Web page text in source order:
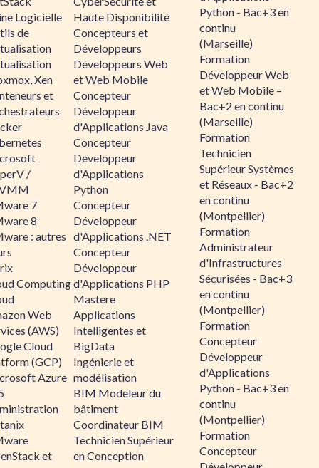
Logicielle
de
Xen
et
/
7
8
: autres
Computing
Web
(AWS)
Cloud
(GCP)
Azure
et
Haute Disponibilité
Concepteurs et
Développeurs
Développeurs Web
et Web Mobile
Concepteur
Développeur
d'Applications Java
Concepteur
Développeur
d'Applications
Python
Concepteur
Développeur
d'Applications .NET
Concepteur
Développeur
d'Applications PHP
Mastere
Applications
Intelligentes et
BigData
Ingénierie et
modélisation
BIM Modeleur du
bâtiment
Coordinateur BIM
Technicien Supérieur
en Conception
Python - Bac+3 en
continu
(Marseille)
Formation
Développeur Web
et Web Mobile –
Bac+2 en continu
(Marseille)
Formation
Technicien
Supérieur Systèmes
et Réseaux - Bac+2
en continu
(Montpellier)
Formation
Administrateur
d'Infrastructures
Sécurisées - Bac+3
en continu
(Montpellier)
Formation
Concepteur
Développeur
d'Applications
Python - Bac+3 en
continu
(Montpellier)
Formation
Concepteur